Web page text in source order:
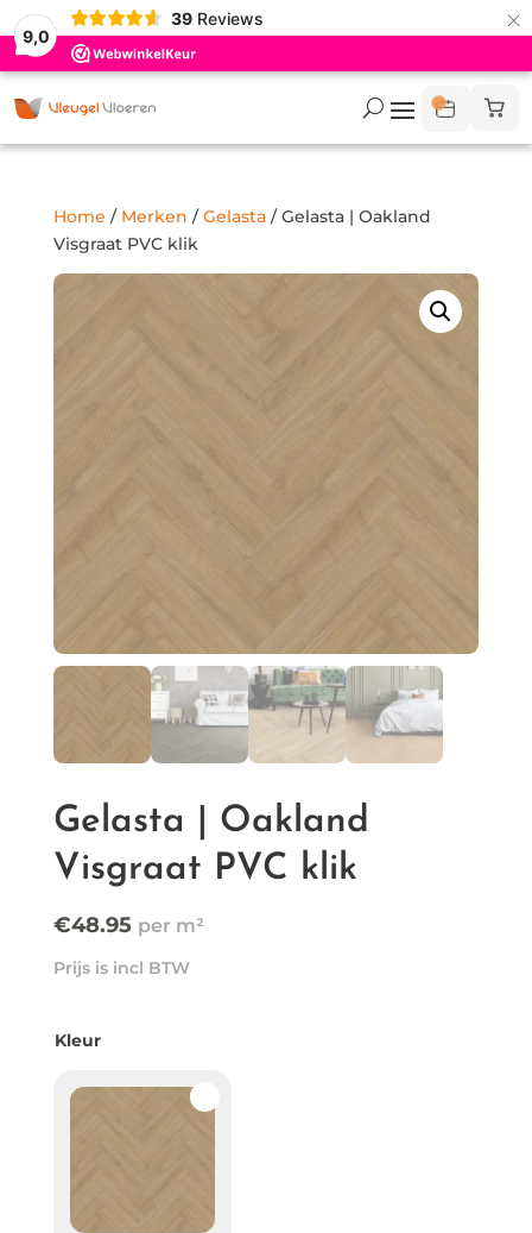
9,0
39 Reviews ×
Home / Merken /Gelasta/ Gelasta | Oakland
Visgraat PVC klik
Gelasta | Oakland
Visgraat PVC klik
€48.95
Prijs is incl BTW
Kleur